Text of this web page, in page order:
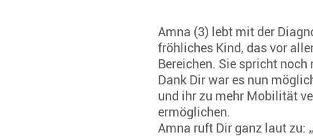
Amna (3) lebt mit der
fröhliches Kind, das vor
Bereichen. Sie spricht
Dank Dir war es nun
und ihr zu mehr Mobilität
ermöglichen.
Amna ruft Dir ganz laut zu: